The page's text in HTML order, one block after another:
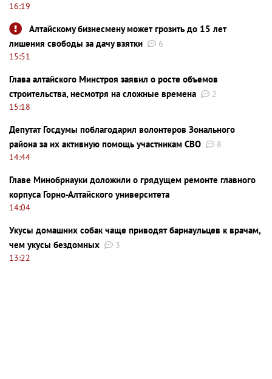
16:19
Алтайскому бизнесмену может грозить до 15 лет
лишения свободы за дачу взятки
6
15:51
Глава алтайского Минстроя заявил о росте объемов
строительства, несмотря на сложные времена
2
15:18
Депутат Госдумы поблагодарил волонтеров Зонального
района за их активную помощь участникам СВО
8
14:44
Главе Минобрнауки доложили о грядущем ремонте главного
корпуса Горно-Алтайского университета
14:04
Укусы домашних собак чаще приводят барнаульцев к врачам,
чем укусы бездомных
3
13:22